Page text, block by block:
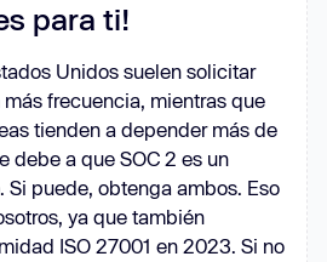
para ti!
Unidos suelen solicitar
frecuencia, mientras que
tienden a depender más de
debe a que SOC 2 es un
Si puede, obtenga ambos. Eso
ya que también
ISO 27001 en 2023. Si no